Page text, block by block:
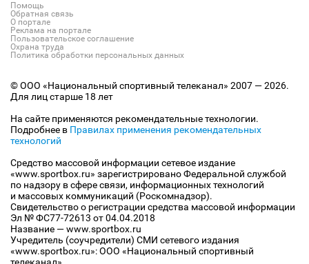
Помощь
Обратная связь
О портале
Реклама на портале
Пользовательское соглашение
Охрана труда
Политика обработки персональных данных
© ООО «Национальный спортивный телеканал» 2007 — 2026.
Для лиц старше 18 лет
На сайте применяются рекомендательные технологии.
Подробнее в Правилах применения рекомендательных
технологий
Средство массовой информации сетевое издание
«www.sportbox.ru» зарегистрировано Федеральной службой
по надзору в сфере связи, информационных технологий
и массовых коммуникаций (Роскомнадзор).
Свидетельство о регистрации средства массовой информации
Эл № ФС77-72613 от 04.04.2018
Название — www.sportbox.ru
Учредитель (соучредители) СМИ сетевого издания
«www.sportbox.ru»: ООО «Национальный спортивный